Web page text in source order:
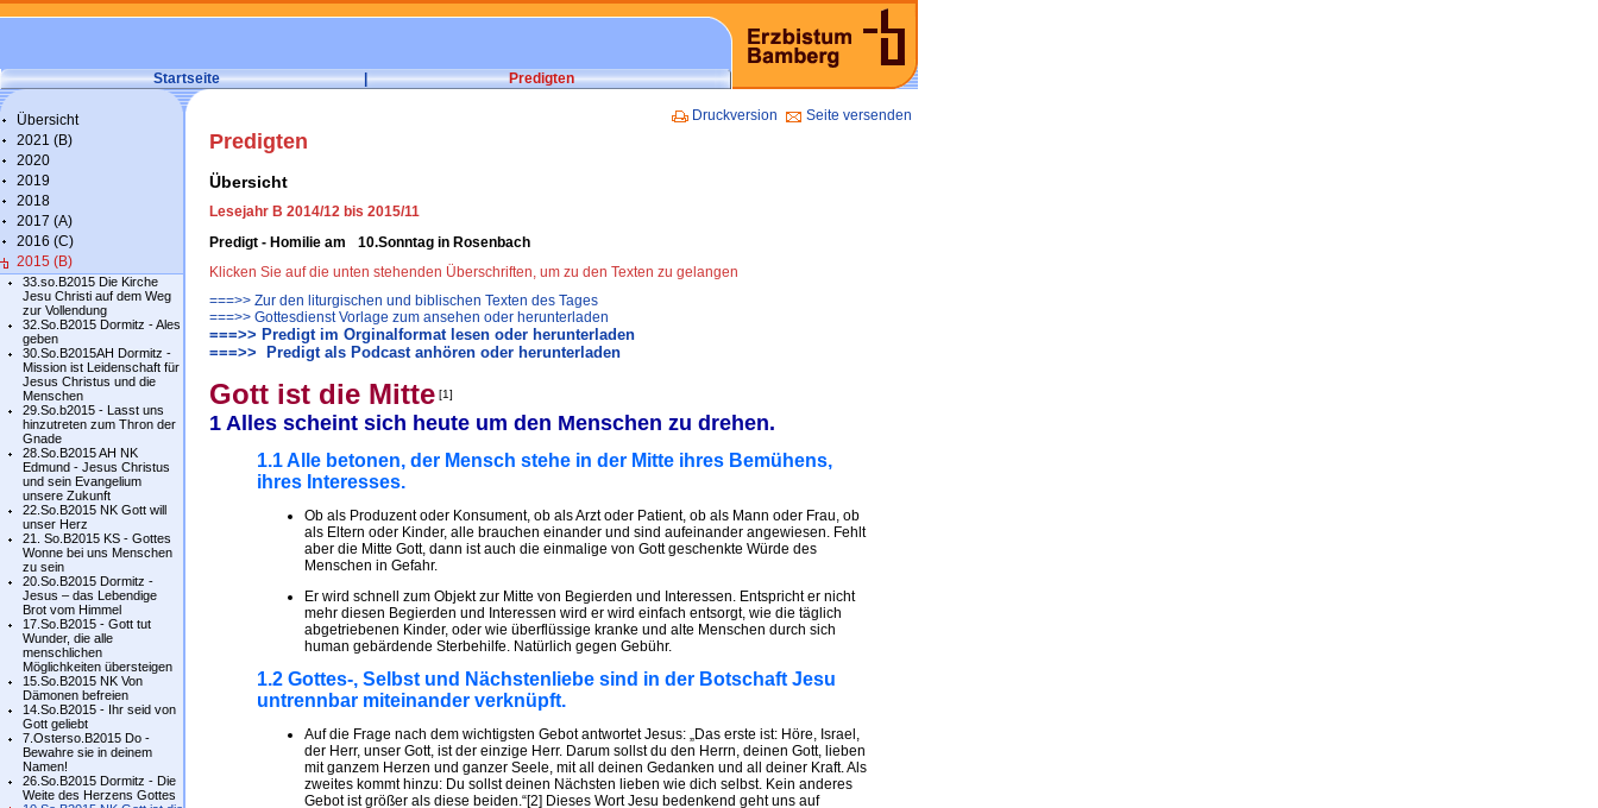
Startseite | Predigten
Übersicht
2021 (B)
2020
2019
2018
2017 (A)
2016 (C)
2015 (B)
33.so.B2015 Die Kirche
Jesu Christi auf dem Weg
zur Vollendung
32.So.B2015 Dormitz - Ales
geben
30.So.B2015AH Dormitz -
Mission ist Leidenschaft für
Jesus Christus und die
Menschen
29.So.b2015 - Lasst uns
hinzutreten zum Thron der
Gnade
28.So.B2015 AH NK
Edmund - Jesus Christus
und sein Evangelium
unsere Zukunft
22.So.B2015 NK Gott will
unser Herz
21. So.B2015 KS - Gottes
Wonne bei uns Menschen
zu sein
20.So.B2015 Dormitz -
Jesus – das Lebendige
Brot vom Himmel
17.So.B2015 - Gott tut
Wunder, die alle
menschlichen
Möglichkeiten übersteigen
15.So.B2015 NK Von
Dämonen befreien
14.So.B2015 - Ihr seid von
Gott geliebt
7.Osterso.B2015 Do -
Bewahre sie in deinem
Namen!
26.So.B2015 Dormitz - Die
Weite des Herzens Gottes
Druckversion Seite versenden
Predigten
Übersicht
Lesejahr B 2014/12 bis 2015/11
Predigt - Homilie am 10.Sonntag in Rosenbach
Klicken Sie auf die unten stehenden Überschriften, um zu den Texten zu gelangen
===>> Zur den liturgischen und biblischen Texten des Tages
===>> Gottesdienst Vorlage zum ansehen oder herunterladen
===>> Predigt im Orginalformat lesen oder herunterladen
===>> Predigt als Podcast anhören oder herunterladen
Gott ist die Mitte [1]
1 Alles scheint sich heute um den Menschen zu drehen.
1.1 Alle betonen, der Mensch stehe in der Mitte ihres Bemühens,
ihres Interesses.
Ob als Produzent oder Konsument, ob als Arzt oder Patient, ob als Mann oder Frau, ob
als Eltern oder Kinder, alle brauchen einander und sind aufeinander angewiesen. Fehlt
aber die Mitte Gott, dann ist auch die einmalige von Gott geschenkte Würde des
Menschen in Gefahr.
Er wird schnell zum Objekt zur Mitte von Begierden und Interessen. Entspricht er nicht
mehr diesen Begierden und Interessen wird er wird einfach entsorgt, wie die täglich
abgetriebenen Kinder, oder wie überflüssige kranke und alte Menschen durch sich
human gebärdende Sterbehilfe. Natürlich gegen Gebühr.
1.2 Gottes-, Selbst und Nächstenliebe sind in der Botschaft Jesu
untrennbar miteinander verknüpft.
Auf die Frage nach dem wichtigsten Gebot antwortet Jesus: „Das erste ist: Höre, Israel,
der Herr, unser Gott, ist der einzige Herr. Darum sollst du den Herrn, deinen Gott, lieben
mit ganzem Herzen und ganzer Seele, mit all deinen Gedanken und all deiner Kraft. Als
zweites kommt hinzu: Du sollst deinen Nächsten lieben wie dich selbst. Kein anderes
Gebot ist größer als diese beiden.“[2] Dieses Wort Jesu bedenkend geht uns auf